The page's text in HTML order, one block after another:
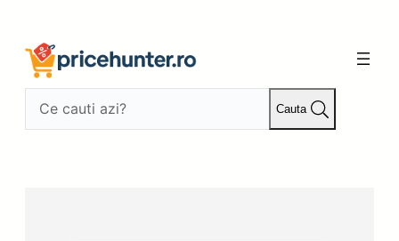
conținut
Cauta